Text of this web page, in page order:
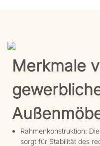
Merkmale
Rahmenkonstruktion:
sorgt für Stabilität des